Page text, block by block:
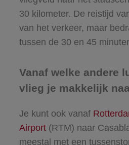
30 kilometer. De reistijd
van het verkeer, maar
tussen de 30 en 45
Vanaf welke andere
vlieg je makkelijk
Je kunt ook vanaf
Airport(RTM) naar
meestal met een